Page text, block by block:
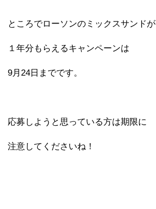
ところでローソンのミックスサンドが
１年分もらえるキャンペーンは
9月24日までです。
応募しようと思っている方は期限に
注意してくださいね！